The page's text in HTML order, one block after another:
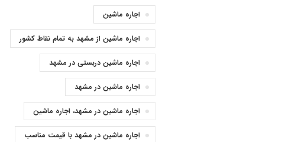
اجاره ماشین
اجاره ماشین از مشهد به تمام نقاط کشور
اجاره ماشین دربستی در مشهد
اجاره ماشین در مشهد
اجاره ماشین در مشهد، اجاره ماشین
اجاره ماشین در مشهد با قیمت مناسب